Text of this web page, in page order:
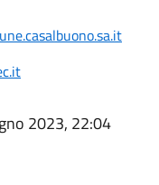
2023, 22:04